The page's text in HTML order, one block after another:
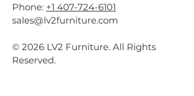
Phone: +1 407-724-6101
sales@lv2furniture.com
© 2026 LV2 Furniture. All Rights
Reserved.